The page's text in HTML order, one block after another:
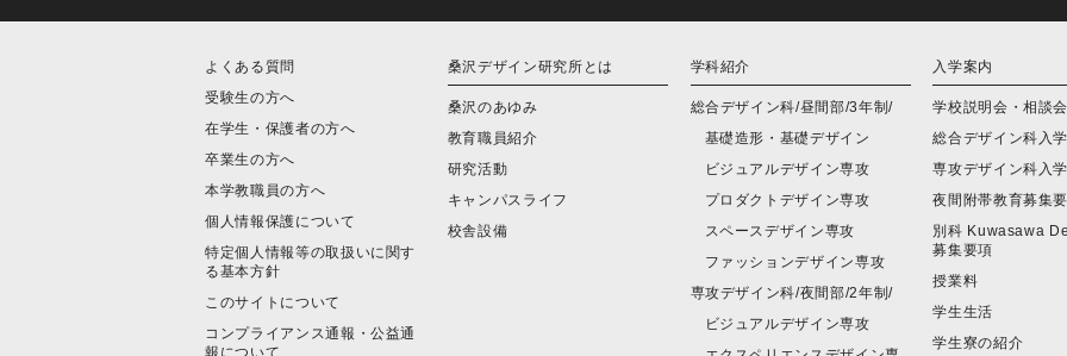
よくある質問
受験生の方へ
在学生・保護者の方へ
卒業生の方へ
本学教職員の方へ
個人情報保護について
特定個人情報等の取扱いに関す
る基本方針
このサイトについて
コンプライアンス通報・公益通
報について
桑沢デザイン研究所とは
桑沢のあゆみ
教育職員紹介
研究活動
キャンパスライフ
校舎設備
学科紹介
総合デザイン科/昼間部/3年制/
基礎造形・基礎デザイン
ビジュアルデザイン専攻
プロダクトデザイン専攻
スペースデザイン専攻
ファッションデザイン専攻
専攻デザイン科/夜間部/2年制/
ビジュアルデザイン専攻
入学案内
学校説明会・相談会
総合デザイン科入
専攻デザイン科入
夜間附帯教育募集
別科 Kuwasawa
募集要項
授業料
学生生活
学生寮の紹介